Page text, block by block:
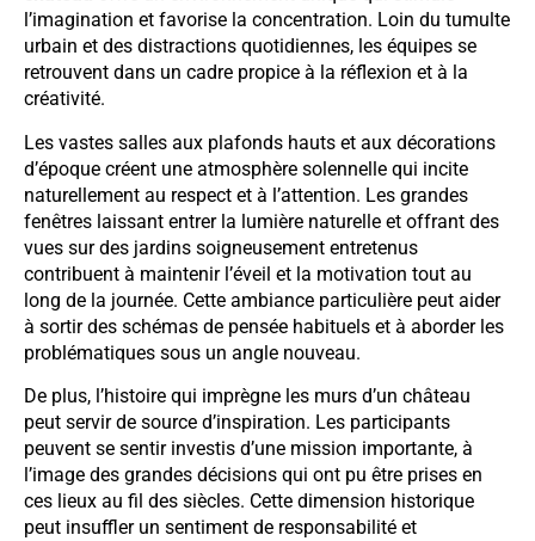
l’imagination et favorise la concentration. Loin du tumulte
urbain et des distractions quotidiennes, les équipes se
retrouvent dans un cadre propice à la réflexion et à la
créativité.
Les vastes salles aux plafonds hauts et aux décorations
d’époque créent une atmosphère solennelle qui incite
naturellement au respect et à l’attention. Les grandes
fenêtres laissant entrer la lumière naturelle et offrant des
vues sur des jardins soigneusement entretenus
contribuent à maintenir l’éveil et la motivation tout au
long de la journée. Cette ambiance particulière peut aider
à sortir des schémas de pensée habituels et à aborder les
problématiques sous un angle nouveau.
De plus, l’histoire qui imprègne les murs d’un château
peut servir de source d’inspiration. Les participants
peuvent se sentir investis d’une mission importante, à
l’image des grandes décisions qui ont pu être prises en
ces lieux au fil des siècles. Cette dimension historique
peut insuffler un sentiment de responsabilité et